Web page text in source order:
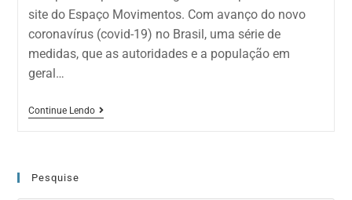
site do Espaço Movimentos. Com avanço do novo
coronavírus (covid-19) no Brasil, uma série de
medidas, que as autoridades e a população em
geral…
Continue Lendo
Pesquise